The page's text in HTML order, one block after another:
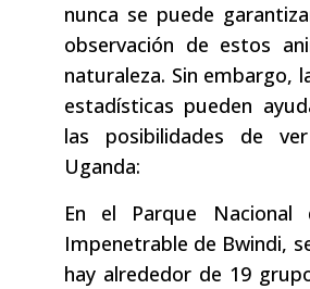
nunca se puede
observación de estos
naturaleza. Sin embargo,
estadísticas pueden
las posibilidades de
Uganda:
En el Parque Nacional
Impenetrable de Bwindi,
hay alrededor de 19